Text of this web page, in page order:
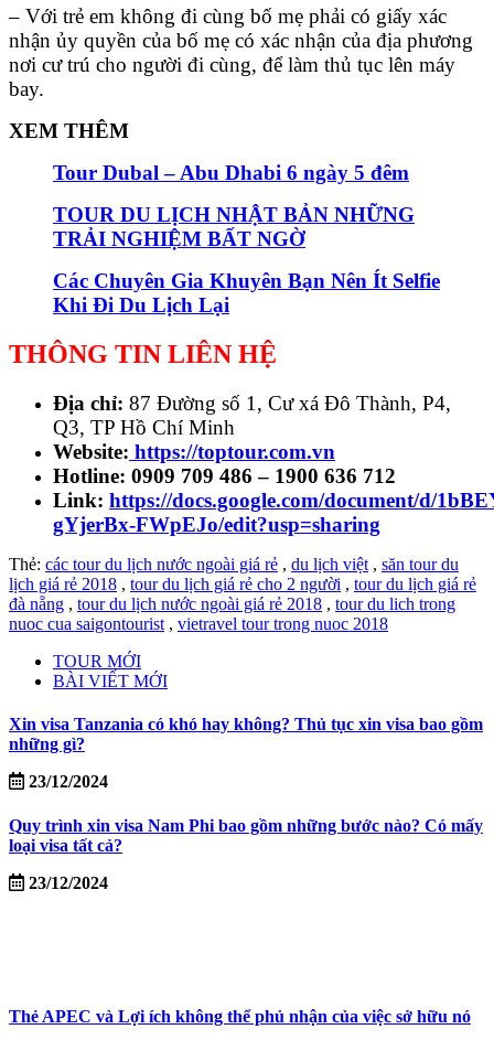
– Với trẻ em không đi cùng bố mẹ phải có giấy xác
nhận ủy quyền của bố mẹ có xác nhận của địa phương
nơi cư trú cho người đi cùng, để làm thủ tục lên máy
bay.
XEM THÊM
Tour Dubal – Abu Dhabi 6 ngày 5 đêm
TOUR DU LỊCH NHẬT BẢN NHỮNG
TRẢI NGHIỆM BẤT NGỜ
Các Chuyên Gia Khuyên Bạn Nên Ít Selfie
Khi Đi Du Lịch Lại
THÔNG TIN LIÊN HỆ
Địa chỉ: 87 Đường số 1, Cư xá Đô Thành, P4,
Q3, TP Hồ Chí Minh
Website: https://toptour.com.vn
Hotline: 0909 709 486 – 1900 636 712
Link: https://docs.google.com/document/d/
gYjerBx-FWpEJo/edit?usp=sharing
Thẻ: các tour du lịch nước ngoài giá rẻ , du lịch việt , săn tour du
lịch giá rẻ 2018 , tour du lịch giá rẻ cho 2 người , tour du lịch giá rẻ
đà nẵng , tour du lịch nước ngoài giá rẻ 2018 , tour du lich trong
nuoc cua saigontourist , vietravel tour trong nuoc 2018
TOUR MỚI
BÀI VIẾT MỚI
Xin visa Tanzania có khó hay không? Thủ tục xin visa bao gồm
những gì?
23/12/2024
Quy trình xin visa Nam Phi bao gồm những bước nào? Có mấy
loại visa tất cả?
23/12/2024
Thẻ APEC và Lợi ích không thể phủ nhận của việc sở hữu nó